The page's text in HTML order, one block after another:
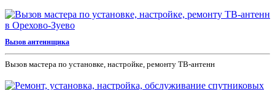
Вызов антеннщика
Вызов мастера по установке, настройке, ремонту ТВ-антенн